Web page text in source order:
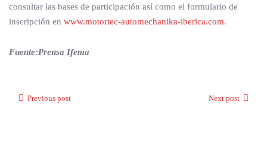
consultar las bases de participación así como el formulario de
inscripción en www.motortec-automechanika-iberica.com.
Fuente:Prensa Ifema
Previous post Next post